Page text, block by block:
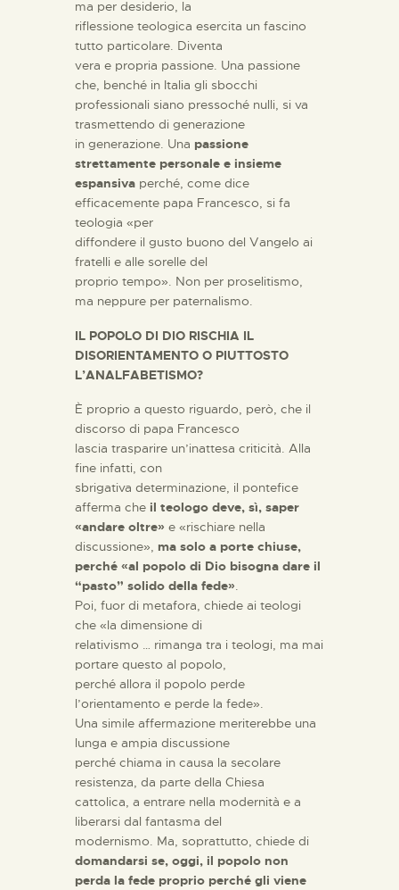
ma per desiderio, la
riflessione teologica esercita un fascino
tutto particolare. Diventa
vera e propria passione. Una passione
che, benché in Italia gli sbocchi
professionali siano pressoché nulli, si va
trasmettendo di generazione
in generazione. Una passione
strettamente personale e insieme
espansiva perché, come dice
efficacemente papa Francesco, si fa
teologia «per
diffondere il gusto buono del Vangelo ai
fratelli e alle sorelle del
proprio tempo». Non per proselitismo,
ma neppure per paternalismo.
IL POPOLO DI DIO RISCHIA IL
DISORIENTAMENTO O PIUTTOSTO
L’ANALFABETISMO?
È proprio a questo riguardo, però, che il
discorso di papa Francesco
lascia trasparire un’inattesa criticità. Alla
fine infatti, con
sbrigativa determinazione, il pontefice
afferma che il teologo deve, sì, saper
«andare oltre» e «rischiare nella
discussione», ma solo a porte chiuse,
perché «al popolo di Dio bisogna dare il
“pasto” solido della fede».
Poi, fuor di metafora, chiede ai teologi
che «la dimensione di
relativismo … rimanga tra i teologi, ma mai
portare questo al popolo,
perché allora il popolo perde
l’orientamento e perde la fede».
Una simile affermazione meriterebbe una
lunga e ampia discussione
perché chiama in causa la secolare
resistenza, da parte della Chiesa
cattolica, a entrare nella modernità e a
liberarsi dal fantasma del
modernismo. Ma, soprattutto, chiede di
domandarsi se, oggi, il popolo non
perda la fede proprio perché gli viene